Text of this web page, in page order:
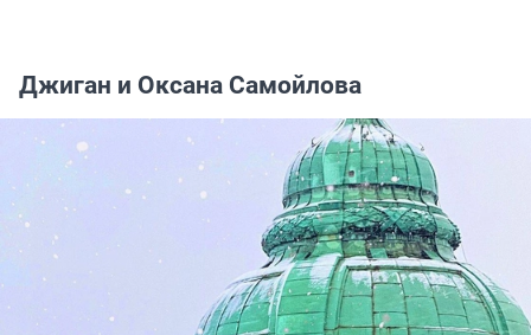
Джиган и Оксана Самойлова